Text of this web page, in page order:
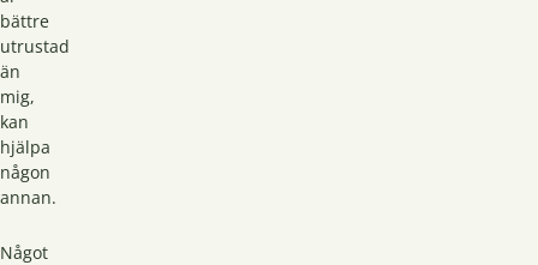
bättre
utrustad
än
mig,
kan
hjälpa
någon
annan.
Något